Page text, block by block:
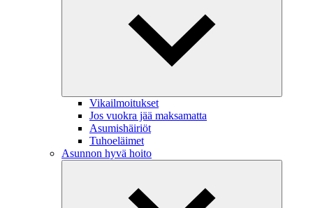
Vikailmoitukset
Jos vuokra jää maksamatta
Asumishäiriöt
Tuhoeläimet
Asunnon hyvä hoito